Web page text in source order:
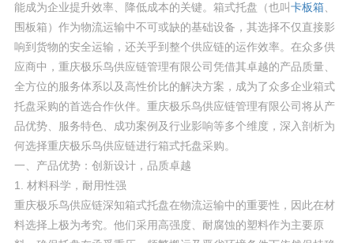
能成为企业提升效率、降低成本的关键。箱式托盘（也叫卡板箱、
围板箱）作为物流运输中不可或缺的基础设备，其选择不仅直接影
响到货物的安全运输，还关乎到整个供应链的运作效率。在众多供
应商中，重庆极乐鸟供应链管理有限公司凭借其卓越的产品质量、
全方位的服务体系以及高性价比的解决方案，成为了众多企业箱式
托盘采购的首选合作伙伴。重庆极乐鸟供应链管理有限公司将从产
品优势、服务特色、成功案例及行业影响等多个维度，深入剖析为
何选择重庆极乐鸟供应链进行箱式托盘采购。
一、产品优势：创新设计，品质卓越
1. 材料科学，耐用性强
重庆极乐鸟供应链深知箱式托盘在物流运输中的重要性，因此在材
料选择上极为考究。他们采用高强度、耐腐蚀的塑料作为主要原